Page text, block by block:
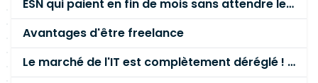
front. Animer les échanges techniques et
partager les bonnes pratiques au sein de la
communauté frontend. Contribuer à
l'amélioration continue des pratiques de
développement, d'accessibilité et de qualité
ESN qui paient en fin de mois sans attendre le paiement client ?
Avantages d'être freelance
Le marché de l'IT est complètement déréglé ! STOP à cette mascarade ! Il faut s'unir et résister !